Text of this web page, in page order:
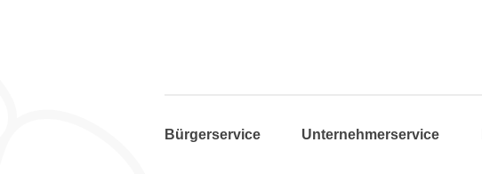
Bürgerservice Unternehmerservice